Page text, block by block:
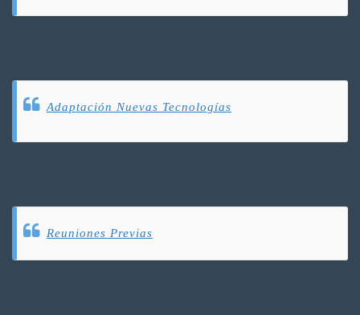
Adaptación Nuevas Tecnologías
Reuniones Previas